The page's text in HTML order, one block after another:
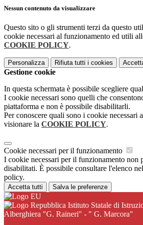
Nessun contenuto da visualizzare
Questo sito o gli strumenti terzi da questo
cookie necessari al funzionamento ed utili
COOKIE POLICY.
Personalizza Rifiuta tutti i cookies
Gestione cookie
In questa schermata è possibile scegliere
I cookie necessari sono quelli che
piattaforma e non è possibile disabilitarli.
Per conoscere quali sono i cookie necessari
visionare la COOKIE POLICY.
Cookie necessari per il funzionamento
I cookie necessari per il funzionamento non
disabilitati. È possibile consultare l'elenco
policy.
Accetta tutti Salva le preferenze
Istituto Statale di
Alberghiera "G. Raineri" - " G. Marcora"